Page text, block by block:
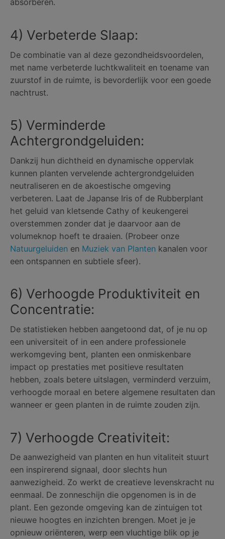
absorberen.
4) Verbeterde Slaap:
De combinatie van al deze gezondheidsvoordelen,
met name verbeterde luchtkwaliteit en toename van
zuurstof in de ruimte, is bevorderlijk voor een goede
nachtrust.
5) Verminderde
Achtergrondgeluiden:
Dankzij hun dichtheid en dynamische oppervlak
kunnen planten vervelende achtergrondgeluiden
neutraliseren en de akoestische omgeving
verbeteren. Laat de Japanse Iris of de Rubberplant
het geluid van kletsende Cathy of keukengerei
overstemmen zonder dat je daarvoor aan de
volumeknop hoeft te draaien. (Probeer onze
Natuurgeluiden en Muziek van Planten kanalen voor
een ontspannen en subtiele sfeer).
6) Verhoogde Produktiviteit en
Concentratie:
De statistieken hebben aangetoond dat, of je nu op
een universiteit of in een andere professionele
werkomgeving bent, planten een onmiskenbare
impact op prestaties met positieve resultaten
hebben, zoals betere uitslagen, verminderd verzuim,
verhoogde moraal en betere algemene resultaten dan
wanneer er geen planten in de ruimte zouden zijn.
7) Verhoogde Creativiteit:
De aanwezigheid van planten en hun vitaliteit stuurt
een inspirerend signaal, door slechts hun
aanwezigheid. Zo werkt de creatieve levenskracht nu
eenmaal. De zonneschijn die opgenomen is in de
plant. Een gezonde omgeving kan de zintuigen tot
nieuwe hoogtes en inzichten brengen. Moet je je
opnieuw oriënteren, werp een vluchtige blik op je